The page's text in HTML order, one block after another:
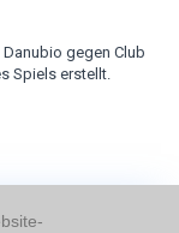
gegen Club
Spiels erstellt.